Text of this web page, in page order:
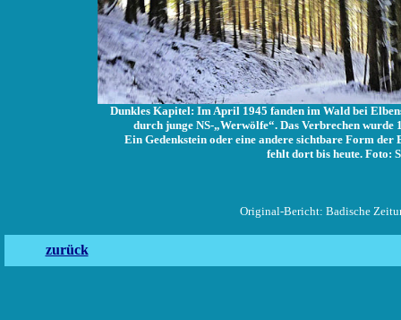
Dunkles Kapitel: Im April 1945 fanden im Wald bei
durch junge NS-„Werwölfe“. Das Verbrechen
Ein Gedenkstein oder eine andere sichtbare Form
fehlt dort bis heute. Foto:
Original-Bericht: Badische
zurück